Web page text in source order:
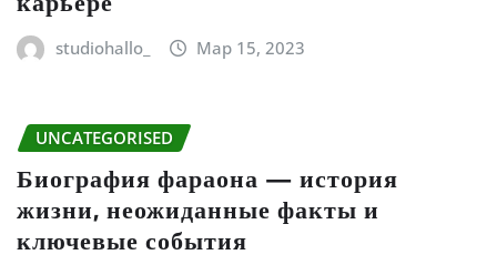
studiohallo_ Мар 15, 2023
UNCATEGORISED
Биография фараона — история
жизни, неожиданные факты и
ключевые события